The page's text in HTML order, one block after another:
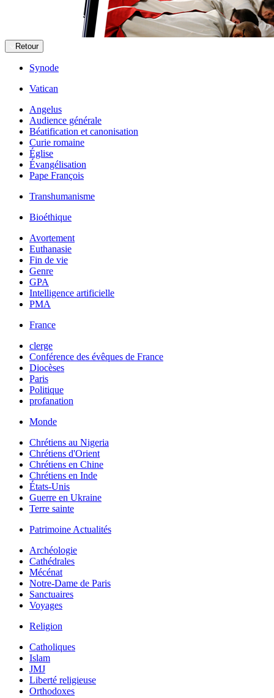
Retour
Synode
Vatican
Angelus
Audience générale
Béatification et canonisation
Curie romaine
Église
Évangélisation
Pape François
Transhumanisme
Bioéthique
Avortement
Euthanasie
Fin de vie
Genre
GPA
Intelligence artificielle
PMA
France
clerge
Conférence des évêques de France
Diocèses
Paris
Politique
profanation
Monde
Chrétiens au Nigeria
Chrétiens d'Orient
Chrétiens en Chine
Chrétiens en Inde
États-Unis
Guerre en Ukraine
Terre sainte
Patrimoine Actualités
Archéologie
Cathédrales
Mécénat
Notre-Dame de Paris
Sanctuaires
Voyages
Religion
Catholiques
Islam
JMJ
Liberté religieuse
Orthodoxes